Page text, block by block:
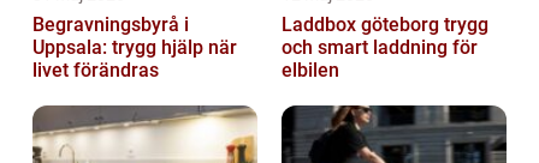
Begravningsbyrå i
Uppsala: trygg hjälp när
livet förändras
Laddbox göteborg trygg
och smart laddning för
elbilen